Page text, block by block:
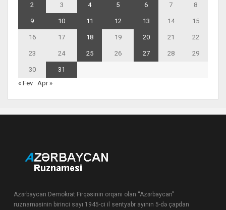
2 3 4 5 6 7 8
9 10 11 12 13 14 15
16 17 18 19 20 21 22
23 24 25 26 27 28 29
30
31
« Fev
Apr »
Azərbaycan Demokrat Firqəsinin orqanı olan “Azərbaycan”
ruznaməsinin birinci sayı 1945-ci il sentyabr ayının 5-də çapdan